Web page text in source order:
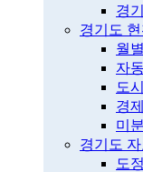
경
경기도
월
자
도
경
미
경기도
도